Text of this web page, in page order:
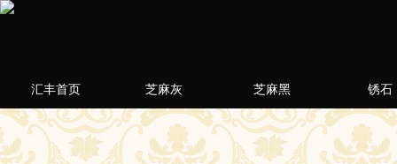
汇丰首页 芝麻灰 芝麻黑 锈石